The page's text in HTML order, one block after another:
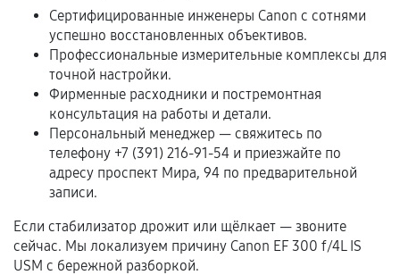
Программные сбои, если это не указано в
отдельных условиях.
Если комплектующие куплены
самостоятельно
Гарантия на выполненные работы может
сохраняться полностью или частично, если
Предоставленные детали подходят по
техническим параметрам и не имеют внешних
Сертифицированные инженеры Canon с сотнями
успешно восстановленных объективов.
Профессиональные измерительные комплексы для
точной настройки.
Фирменные расходники и постремонтная
консультация на работы и детали.
Персональный менеджер — свяжитесь по
телефону +7 (391) 216-91-54 и приезжайте по
адресу проспект Мира, 94 по предварительной
записи.
Если стабилизатор дрожит или щёлкает — звоните
сейчас. Мы локализуем причину Canon EF 300 f/4L IS
USM с бережной разборкой.